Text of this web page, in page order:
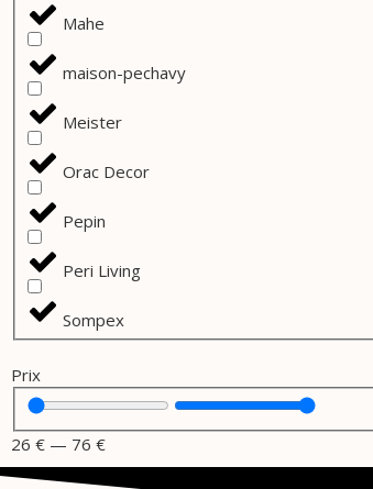
Mahe
maison-pechavy
Meister
Orac Decor
Pepin
Peri Living
Sompex
Prix
26 € — 76 €